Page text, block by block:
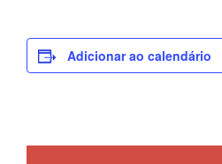
Adicionar ao calendário